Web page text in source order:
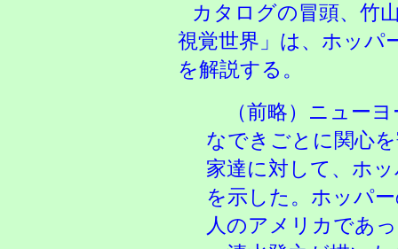
カタログの冒頭、竹
視覚世界」は、ホッパ
を解説する。
（前略）ニューヨ
なできごとに関心
家達に対して、ホ
を示した。ホッパ
人のアメリカであ